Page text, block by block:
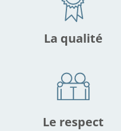
La qualité
Le respect